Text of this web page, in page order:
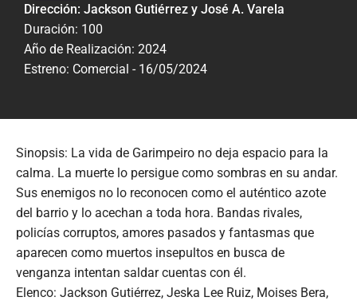
Dirección: Jackson Gutiérrez y José A. Varela
Duración: 100
Año de Realización: 2024
Estreno: Comercial - 16/05/2024
Sinopsis: La vida de Garimpeiro no deja espacio para la
calma. La muerte lo persigue como sombras en su andar.
Sus enemigos no lo reconocen como el auténtico azote
del barrio y lo acechan a toda hora. Bandas rivales,
policías corruptos, amores pasados y fantasmas que
aparecen como muertos insepultos en busca de
venganza intentan saldar cuentas con él.
Elenco: Jackson Gutiérrez, Jeska Lee Ruiz, Moises Bera,